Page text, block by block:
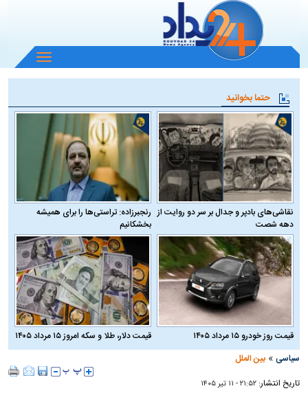
باز
و
منو
حتما بخوانید
نقاشی‌های بادپر و جدال بر سر دو روایت از
دهه شصت
رنجبرزاده: تراستی‌ها را برای همیشه
بخشکانیم
قیمت روز خودرو ۱۵ مرداد ۱۴۰۵
قیمت دلار، طلا و سکه امروز ۱۵ مرداد ۱۴۰۵
سیاسی »بین الملل
تاریخ انتشار:۲۱:۵۲ - ۱۱ تير ۱۴۰۵